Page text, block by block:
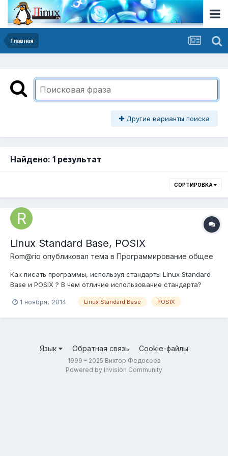
Главная
Другие варианты поиска
Найдено: 1 результат
СОРТИРОВКА
Linux Standard Base, POSIX
Rom@rio опубликовал тема в Программирование общее
Как писать программы, используя стандарты Linux Standard
Base и POSIX ? В чем отличие использование стандарта?
1 ноября, 2014 Linux Standard Base POSIX
Язык Обратная связь Cookie-файлы
1999 - 2025 Виктор Федосеев
Powered by Invision Community